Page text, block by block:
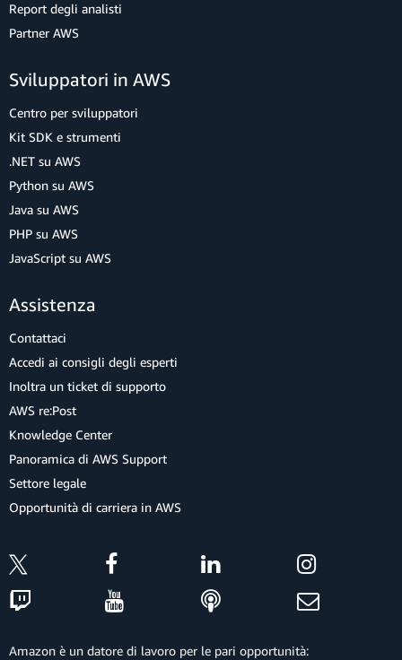
Report degli analisti
Partner AWS
Sviluppatori in AWS
Centro per sviluppatori
Kit SDK e strumenti
.NET su AWS
Python su AWS
Java su AWS
PHP su AWS
JavaScript su AWS
Assistenza
Contattaci
Accedi ai consigli degli esperti
Inoltra un ticket di supporto
AWS re:Post
Knowledge Center
Panoramica di AWS Support
Settore legale
Opportunità di carriera in AWS
Amazon è un datore di lavoro per le pari opportunità: